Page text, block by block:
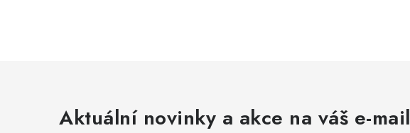
Aktuální novinky a akce na váš e-mail